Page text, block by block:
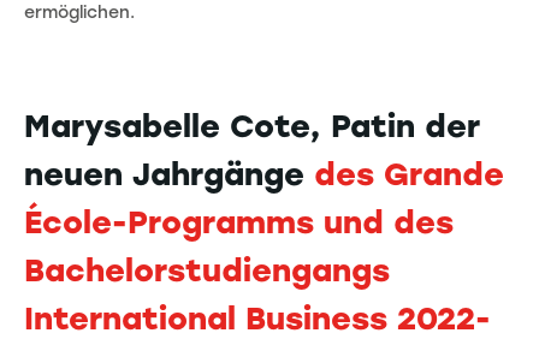
ermöglichen.
Marysabelle Cote, Patin der
neuen Jahrgänge des Grande
École-Programms und des
Bachelorstudiengangs
International Business 2022-